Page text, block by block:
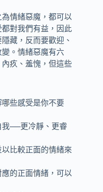
情緒惡魔，都可以
對我們有益，因此
藏，反而要歡迎、
。情緒惡魔有六
疚、羞愧，但這些
哪些感受是你不要
我──更冷靜、更睿
比較正面的情緒來
應的正面情緒，可以